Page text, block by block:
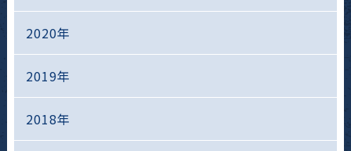
2020年
2019年
2018年